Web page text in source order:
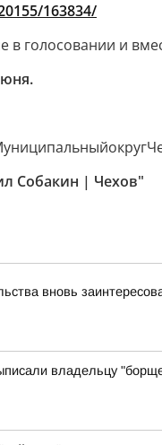
163834/
в голосовании и
Собакин | Чехов"
вновь
владельцу